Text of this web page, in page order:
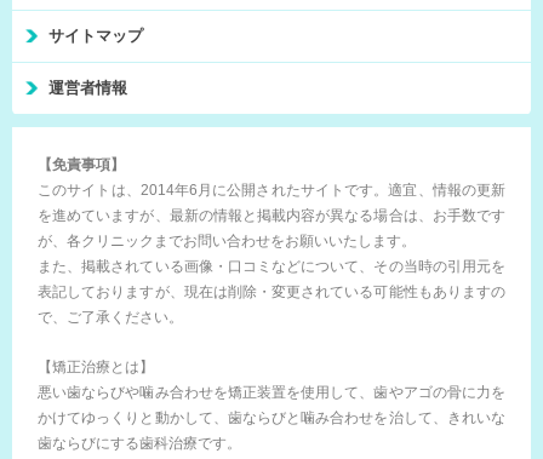
サイトマップ
運営者情報
【免責事項】
このサイトは、2014年6月に公開されたサイトです。適宜、情報の更新
を進めていますが、最新の情報と掲載内容が異なる場合は、お手数です
が、各クリニックまでお問い合わせをお願いいたします。
また、掲載されている画像・口コミなどについて、その当時の引用元を
表記しておりますが、現在は削除・変更されている可能性もありますの
で、ご了承ください。
【矯正治療とは】
悪い歯ならびや噛み合わせを矯正装置を使用して、歯やアゴの骨に力を
かけてゆっくりと動かして、歯ならびと噛み合わせを治して、きれいな
歯ならびにする歯科治療です。